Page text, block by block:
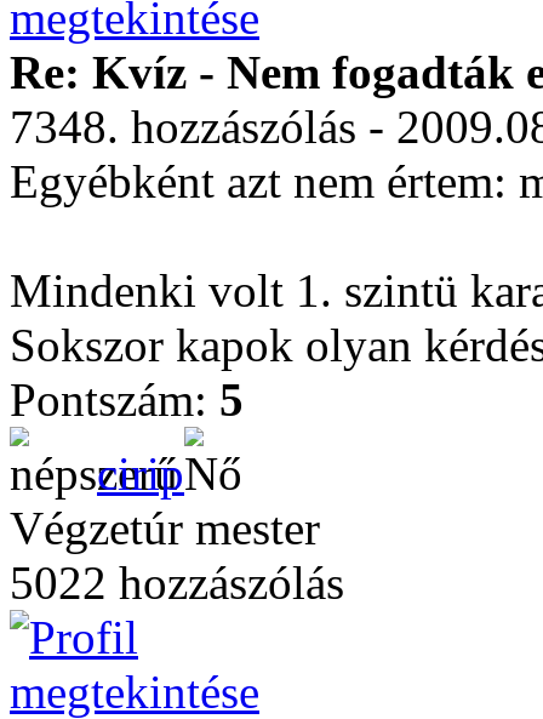
Re: Kvíz - Nem fogadták
7348. hozzászólás -
Egyébként azt nem értem:
Mindenki volt 1. szintü
Sokszor kapok olyan
Pontszám: 5
cirip
Végzetúr mester
5022 hozzászólás